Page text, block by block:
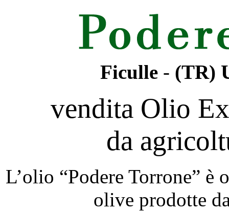
Ficulle - (TR)
vendita Olio
da
L’olio “Podere Torrone”
olive prodotte